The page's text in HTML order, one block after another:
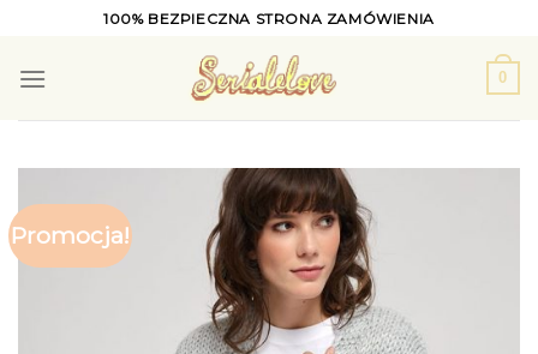
content
100% BEZPIECZNA STRONA ZAMÓWIENIA
0
Promocja!